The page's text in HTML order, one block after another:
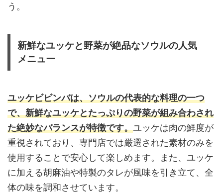
う。
新鮮なユッケと野菜が絶品なソウルの人気
メニュー
ユッケビビンバは、ソウルの代表的な料理の一つ
で、新鮮なユッケとたっぷりの野菜が組み合わされ
た絶妙なバランスが特徴です。ユッケは肉の鮮度が
重視されており、専門店では厳選された素材のみを
使用することで安心して楽しめます。また、ユッケ
に加える胡麻油や特製のタレが風味を引き立て、全
体の味を調和させています。